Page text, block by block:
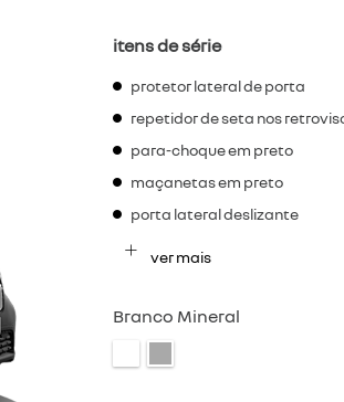
itens de série
protetor lateral de porta
repetidor de seta nos
para-choque em preto
maçanetas em preto
porta lateral deslizante
ver mais
Branco Mineral